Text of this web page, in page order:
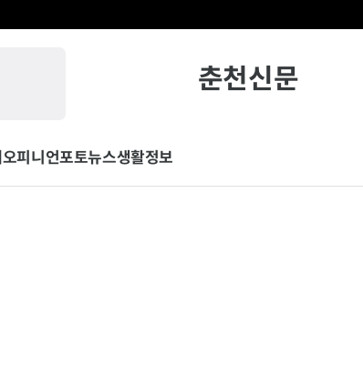
춘천신문
오피니언포토뉴스생활정보